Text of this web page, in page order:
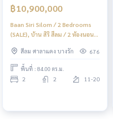
฿10,900,000
Baan Siri Silom / 2 Bedrooms
(SALE), บ้าน สิริ สีลม / 2 ห้องนอน
สีลม ศาลาแดง บางรัก
676
พื้นที่ : 84.00 ตร.ม.
2 2 11-20